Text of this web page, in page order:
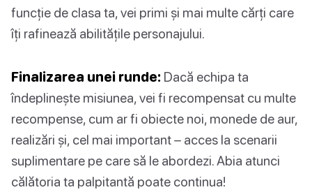
funcție de clasa ta, vei primi și mai multe cărți care
îți rafinează abilitățile personajului.
Finalizarea unei runde: Dacă echipa ta
îndeplinește misiunea, vei fi recompensat cu multe
recompense, cum ar fi obiecte noi, monede de aur,
realizări și, cel mai important – acces la scenarii
suplimentare pe care să le abordezi. Abia atunci
călătoria ta palpitantă poate continua!